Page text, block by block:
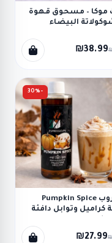
موكا – مسحوق قهوة
البيضاء
₪38.99
-30%
سيروب Pumpkin Spice
كراميل وتوابل دافئة
₪27.99